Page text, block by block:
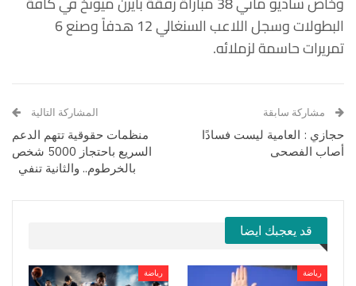
البطولات وسجل اللاعب السنغالي 12 هدفاً وصنع 6
تمريرات حاسمة لزملائه.
مشاركة سابقة
حجازي : العامية ليست فسادًا
أصاب الفصحى
المشاركة التالية
منظمات حقوقية تتهم الدعم
السريع باحتجاز 5000 شخص
بالخرطوم.. والثانية تنفي
قد يعجبك ايضا
رياضة رياضة